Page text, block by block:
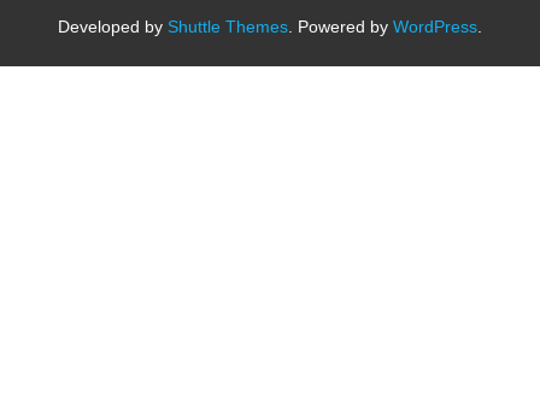
Developed by Shuttle Themes . Powered by WordPress